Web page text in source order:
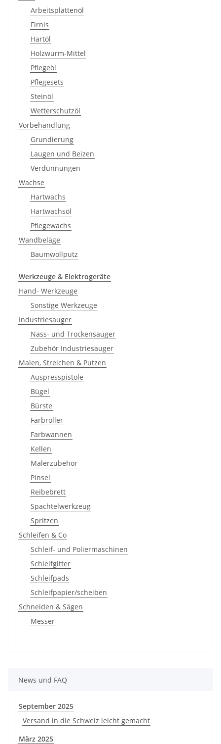
Arbeitsplattenöl
Firnis
Hartöl
Holzwurm-Mittel
Pflegeöl
Pflegesets
Steinöl
Wetterschutzöl
Vorbehandlung
Grundierung
Laugen und Beizen
Verdünnungen
Wachse
Hartwachs
Hartwachsöl
Pflegewachs
Wandbeläge
Baumwollputz
Werkzeuge & Elektrogeräte
Hand- Werkzeuge
Sonstige Werkzeuge
Industriesauger
Nass- und Trockensauger
Zubehör Industriesauger
Malen, Streichen & Putzen
Auspresspistole
Bügel
Bürste
Farbroller
Farbwannen
Kellen
Malerzubehör
Pinsel
Reibebrett
Spachtelwerkzeug
Spritzen
Schleifen & Co
Schleif- und Poliermaschinen
Schleifgitter
Schleifpads
Schleifpapier/scheiben
Schneiden & Sägen
Messer
News und FAQ
September 2025
Versand in die Schweiz leicht gemacht
März 2025